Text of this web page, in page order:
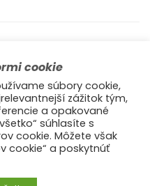
cookie
súbory cookie,
zážitok tým,
a opakované
súhlasíte s
cookie. Môžete však
cookie“ a poskytnúť